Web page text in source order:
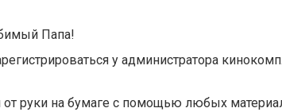
Папа!
у администратора
руки на бумаге с помощью любых